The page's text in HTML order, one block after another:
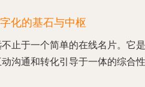
化的基石与中枢
止于一个简单的在线名片。它是
沟通和转化引导于一体的综合性